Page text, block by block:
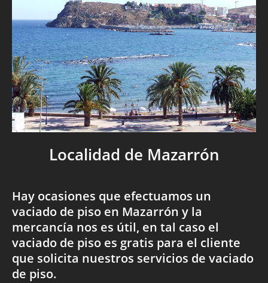
Localidad de Mazarrón
Hay ocasiones que efectuamos un
vaciado de piso en Mazarrón y la
mercancía nos es útil, en tal caso el
vaciado de piso es gratis para el cliente
que solicita nuestros servicios de vaciado
de piso.